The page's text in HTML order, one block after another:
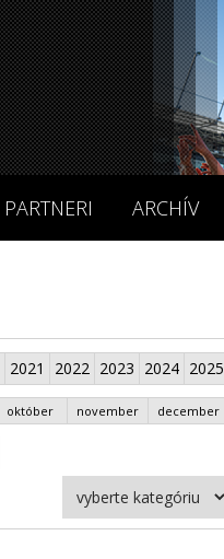
PARTNERI ARCHÍV
2021 2022 2023 2024 2025
október november december